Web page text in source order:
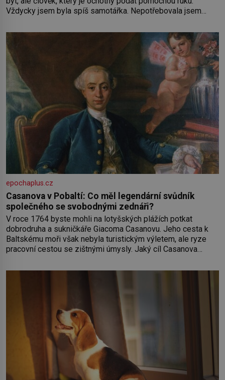
Vždycky jsem byla spíš samotářka. Nepotřebovala jsem
práce a hlavně klid. Hned po studiích jsem odešla z rodného
epochaplus.cz
Casanova v Pobaltí: Co měl legendární svůdník
společného se svobodnými zednáři?
V roce 1764 byste mohli na lotyšských plážích potkat
dobrodruha a sukničkáře Giacoma Casanovu. Jeho cesta k
Baltskému moři však nebyla turistickým výletem, ale ryze
pracovní cestou se zištnými úmysly. Jaký cíl Casanova
Rigy? Casanova v Pobaltí kontaktoval tamní zednářské lóže.
Nebyl v této oblasti žádným nováčkem, protože do